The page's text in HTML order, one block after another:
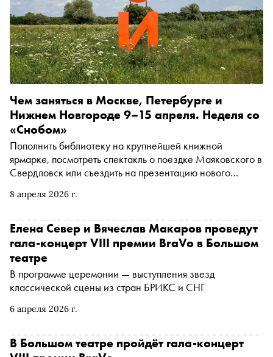
8 апреля 2026 г.
Чем заняться в Москве, Петербурге и
Нижнем Новгороде 9–15 апреля. Неделя со
«Снобом»
Пополнить библиотеку на крупнейшей книжной
ярмарке, посмотреть спектакль о поездке Маяковского в
Свердловск или съездить на презентацию нового
куда сходить на ближайшей неделе
6 апреля 2026 г.
Елена Север и Вячеслав Макаров проведут
гала-концерт VIII премии BraVo в Большом
театре
В программе церемонии — выступления звезд
классической сцены из стран БРИКС и СНГ
В Большом театре пройдёт гала-концерт